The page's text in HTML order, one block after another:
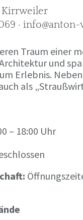
Kirrweiler
·
Traum einer
und
Erlebnis.
als
– 18:00 Uhr